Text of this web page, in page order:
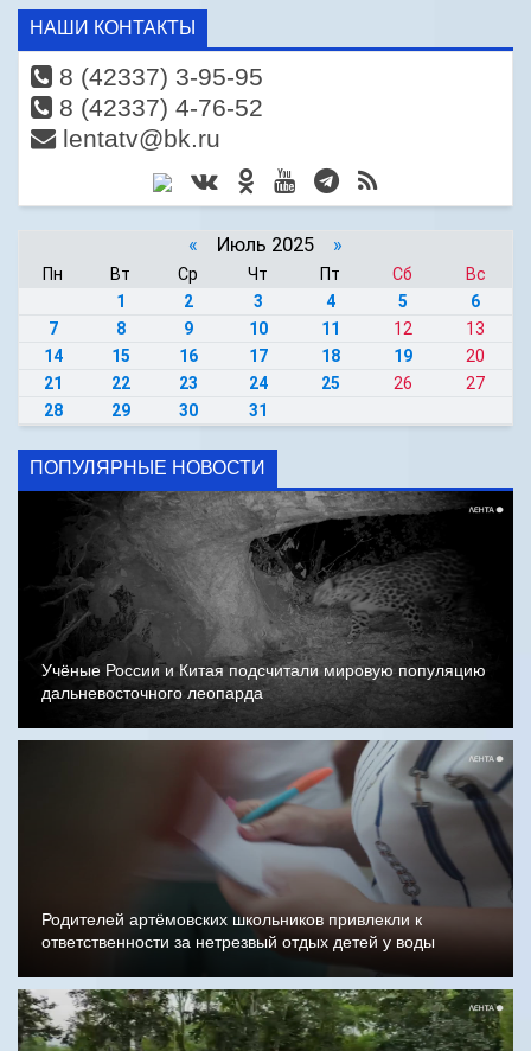
НАШИ КОНТАКТЫ
8 (42337) 3-95-95
8 (42337) 4-76-52
lentatv@bk.ru
« Июль 2025 »
Пн Вт Ср Чт Пт Сб
Вс
1
2 3 4 5
6
7
8 9 10 11 12
13
14
15 16 17 18 19
20
21
22 23 24 25 26
27
28
29 30 31
ПОПУЛЯРНЫЕ НОВОСТИ
Учёные России и Китая подсчитали мировую популяцию
дальневосточного леопарда
Родителей артёмовских школьников привлекли к
ответственности за нетрезвый отдых детей у воды